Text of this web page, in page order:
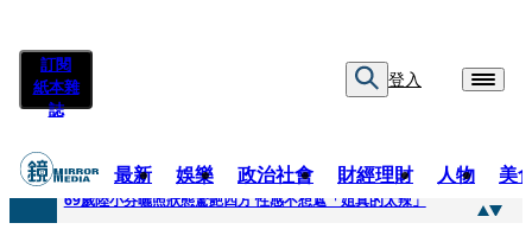
訂閱
紙本雜
誌
登入
最新 娛樂 政治社會 財經理財 人物 美
快訊
69歲陸小芬曬照狀態驚艷四方 性感不想遮「姐真的太辣」